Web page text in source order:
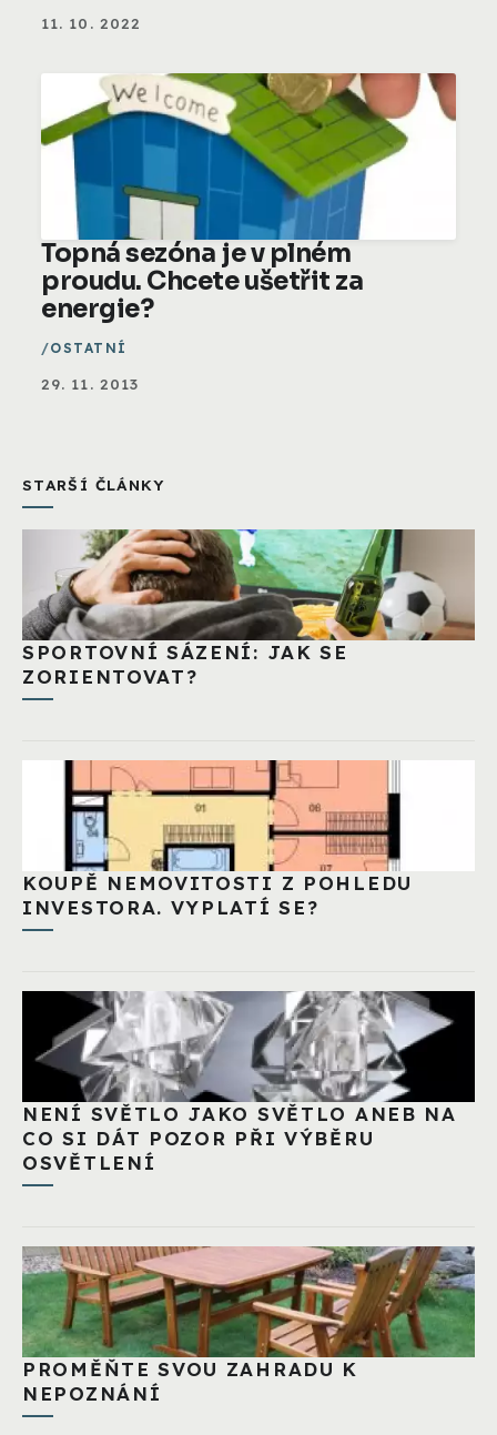
11. 10. 2022
Topná sezóna je v plném
proudu. Chcete ušetřit za
energie?
OSTATNÍ
29. 11. 2013
STARŠÍ ČLÁNKY
SPORTOVNÍ SÁZENÍ: JAK SE
ZORIENTOVAT?
KOUPĚ NEMOVITOSTI Z POHLEDU
INVESTORA. VYPLATÍ SE?
NENÍ SVĚTLO JAKO SVĚTLO ANEB NA
CO SI DÁT POZOR PŘI VÝBĚRU
OSVĚTLENÍ
PROMĚŇTE SVOU ZAHRADU K
NEPOZNÁNÍ